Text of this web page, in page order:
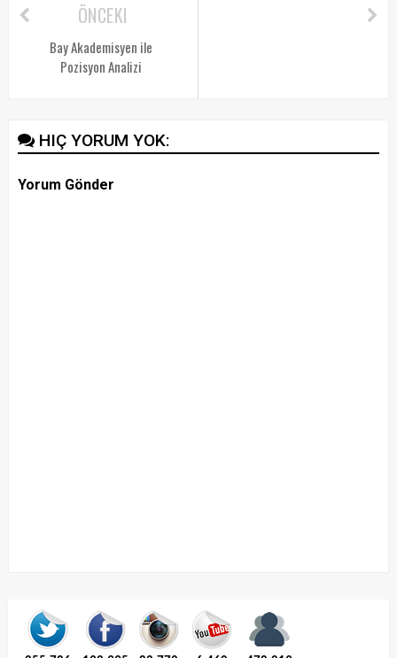
ÖNCEKI
Bay Akademisyen ile
Pozisyon Analizi
HIÇ YORUM YOK:
Yorum Gönder